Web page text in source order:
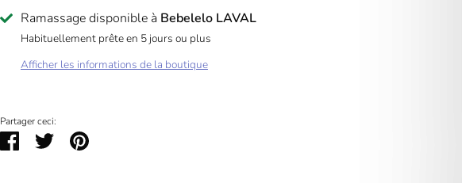
Ramassage disponible à Bebelelo LAVAL
Habituellement prête en 5 jours ou plus
Afficher les informations de la boutique
Partager ceci:
PartagerTweeterÉpingler